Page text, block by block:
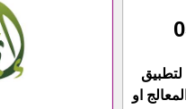
او